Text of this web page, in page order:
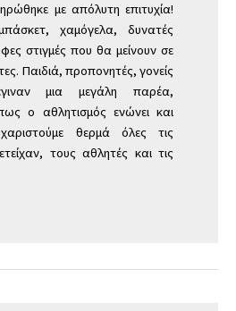
με απόλυτη επιτυχία!
χαμόγελα, δυνατές
στιγμές που θα μείνουν σε
Παιδιά, προπονητές, γονείς
μια μεγάλη παρέα,
ο αθλητισμός ενώνει και
θερμά όλες τις
τους αθλητές και τις